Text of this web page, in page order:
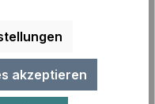
es nicht auf
und
Mehr
akzeptieren